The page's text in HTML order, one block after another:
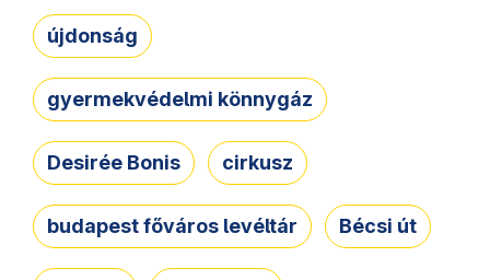
újdonság
gyermekvédelmi könnygáz
Desirée Bonis cirkusz
budapest főváros levéltár Bécsi út